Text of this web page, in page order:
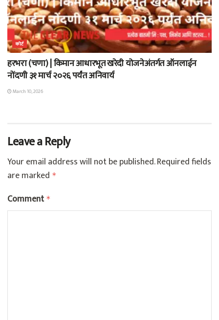
कोर्ट
हरभरा (चणा) | किमान आधारभूत खरेदी योजनेअंतर्गत ऑनलाईन
नोंदणी ३१ मार्च २०२६ पर्यंत अनिवार्य
March 10, 2026
Leave a Reply
Your email address will not be published.Required fields
are marked *
Comment *